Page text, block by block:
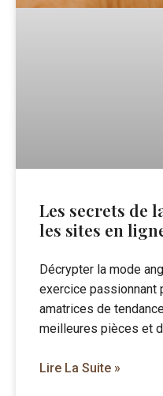
Les secrets de
les sites en
Décrypter la mode
exercice passionnant
amatrices de
meilleures pièces et
Lire La Suite »